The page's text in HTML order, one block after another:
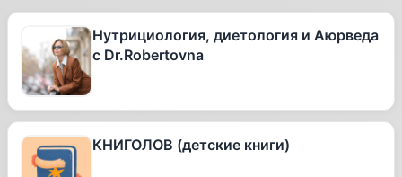
Нутрициология, диетология и Аюрведа
с Dr.Robertovna
КНИГОЛОВ (детские книги)